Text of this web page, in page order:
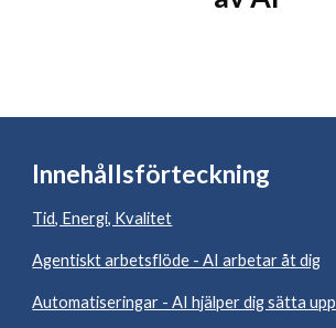
Innehållsförteckning
Tid, Energi, Kvalitet
Agentiskt arbetsflöde - AI arbetar åt dig
Automatiseringar - AI hjälper dig sätta upp